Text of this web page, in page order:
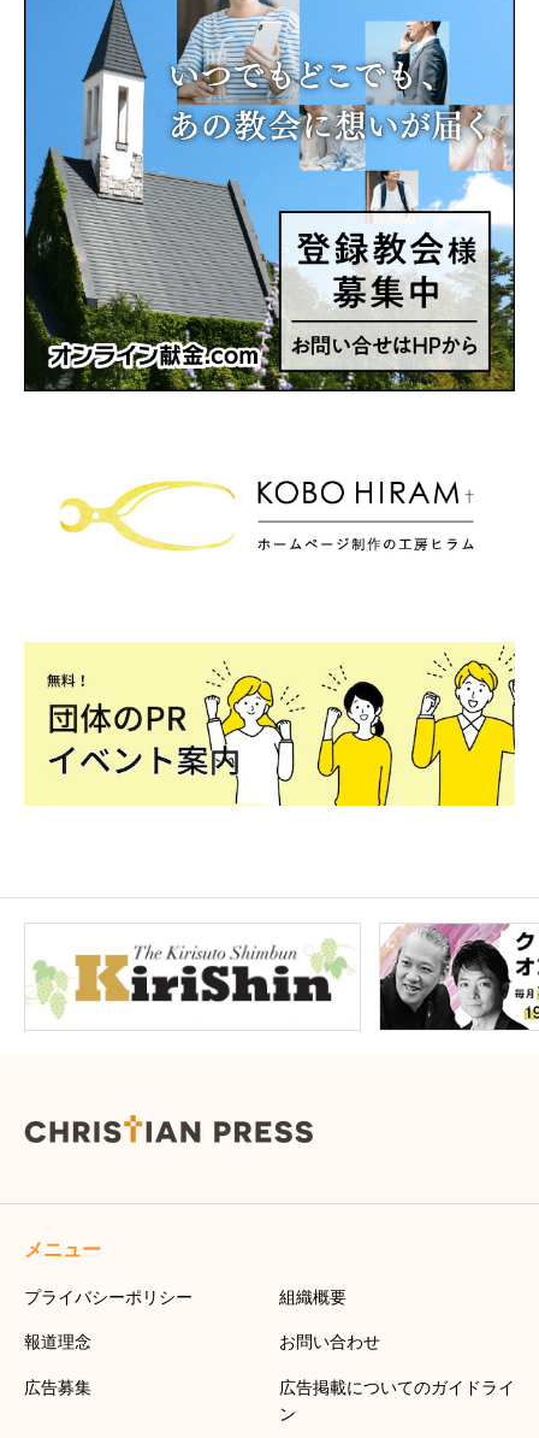
メニュー
プライバシーポリシー 組織概要
報道理念 お問い合わせ
広告募集
広告掲載についてのガイドライ
ン